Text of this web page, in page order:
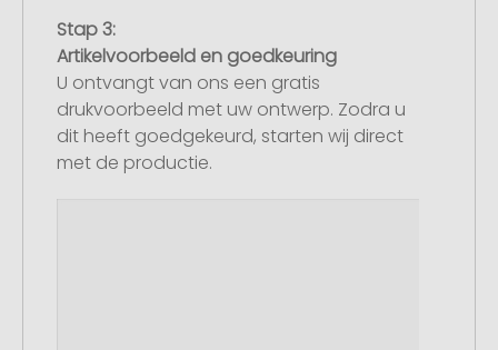
Stap 3:
Artikelvoorbeeld en goedkeuring
U ontvangt van ons een gratis
drukvoorbeeld met uw ontwerp. Zodra u
dit heeft goedgekeurd, starten wij direct
met de productie.